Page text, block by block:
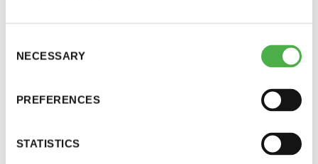
Selection
NECESSARY
PREFERENCES
STATISTICS
Vieras jäsenen seurassa
25 €
6 €
ainoastaan naisten käytössä
(merkitty lapulla)